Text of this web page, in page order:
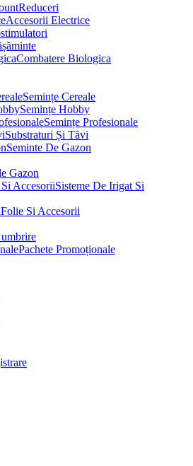
Reduceri
Accesorii Electrice
Combatere Biologica
Semințe Cereale
Semințe Hobby
Semințe Profesionale
Substraturi Și Tăvi
Seminte De Gazon
Gazon
Sisteme De Irigat Si
Folie Si Accesorii
Pachete Promoționale